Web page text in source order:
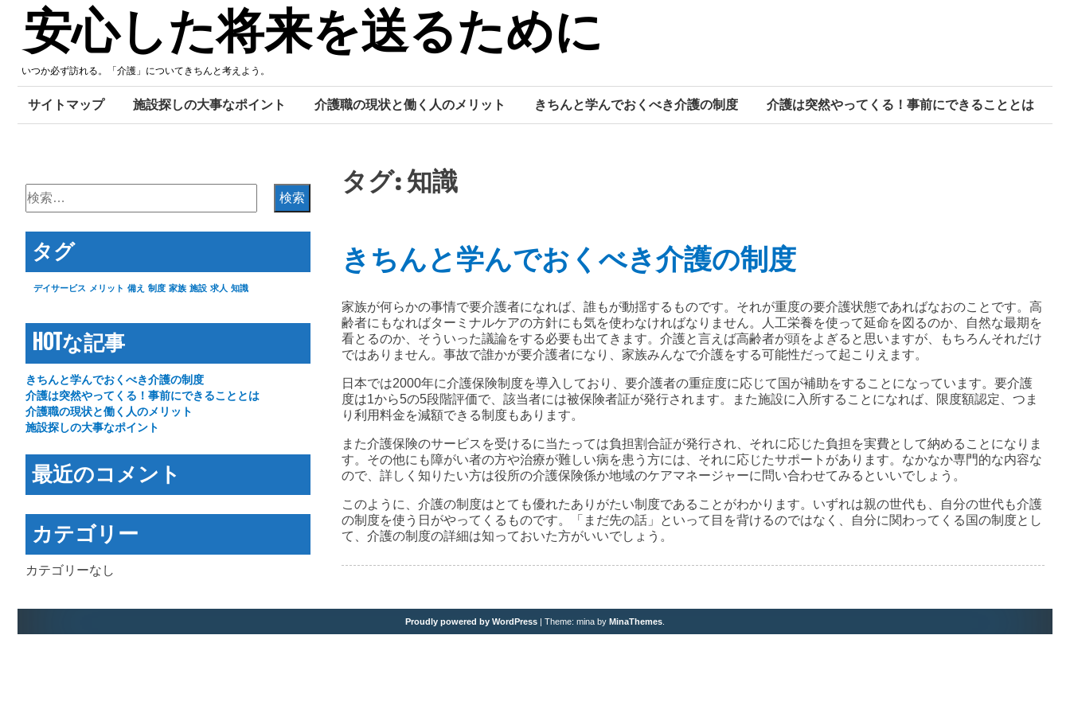
Skip
to
content
安心した将来を送るために
いつか必ず訪れる。「介護」についてきちんと考えよう。
サイトマップ 施設探しの大事なポイント 介護職の現状と働く人のメリット きちんと学んでおくべき介護の制度 介護は突然やってくる！事前にできることとは
タグ:知識
きちんと学んでおくべき介護の制度
家族が何らかの事情で要介護者になれば、誰もが動揺するものです。それが重度の要介護状態であればなおのことです。高
齢者にもなればターミナルケアの方針にも気を使わなければなりません。人工栄養を使って延命を図るのか、自然な最期を
看とるのか、そういった議論をする必要も出てきます。介護と言えば高齢者が頭をよぎると思いますが、もちろんそれだけ
ではありません。事故で誰かが要介護者になり、家族みんなで介護をする可能性だって起こりえます。
日本では2000年に介護保険制度を導入しており、要介護者の重症度に応じて国が補助をすることになっています。要介護
度は1から5の5段階評価で、該当者には被保険者証が発行されます。また施設に入所することになれば、限度額認定、つま
り利用料金を減額できる制度もあります。
また介護保険のサービスを受けるに当たっては負担割合証が発行され、それに応じた負担を実費として納めることになりま
す。その他にも障がい者の方や治療が難しい病を患う方には、それに応じたサポートがあります。なかなか専門的な内容な
ので、詳しく知りたい方は役所の介護保険係か地域のケアマネージャーに問い合わせてみるといいでしょう。
このように、介護の制度はとても優れたありがたい制度であることがわかります。いずれは親の世代も、自分の世代も介護
の制度を使う日がやってくるものです。「まだ先の話」といって目を背けるのではなく、自分に関わってくる国の制度とし
て、介護の制度の詳細は知っておいた方がいいでしょう。
検
索:
タグ
デイサービス メリット 備え 制度 家族 施設 求人 知識
HOTな記事
きちんと学んでおくべき介護の制度
介護は突然やってくる！事前にできることとは
介護職の現状と働く人のメリット
施設探しの大事なポイント
最近のコメント
カテゴリー
カテゴリーなし
Proudly powered by WordPress | Theme: mina by MinaThemes